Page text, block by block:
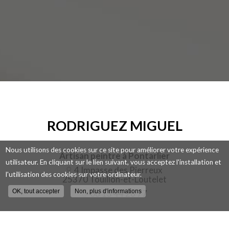
RODRIGUEZ MIGUEL
Artisan peintre à Pontarlier
4 Impasse des Pierreux
25370 Touillon-et-Loutelet
06 13 44 26 77
Nous utilisons des cookies sur ce site pour améliorer votre expérience
utilisateur. En cliquant sur le lien suivant, vous acceptez l'installation et
l'utilisation des cookies sur votre ordinateur.
OK, tout accepter Non, plus d'informations